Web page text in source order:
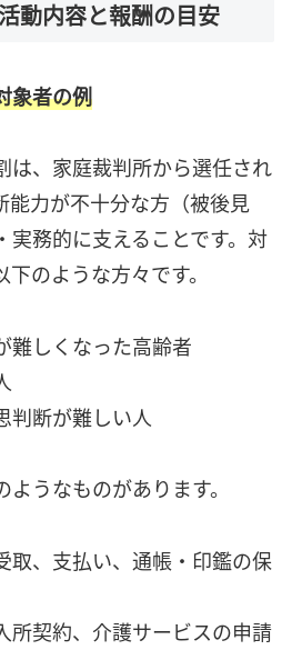
動内容と報酬の目安
象者の例
は、家庭裁判所から選任され
能力が不十分な方（被後見
実務的に支えることです。対
のような方々です。
難しくなった高齢者
判断が難しい人
うなものがあります。
取、支払い、通帳・印鑑の保
所契約、介護サービスの申請